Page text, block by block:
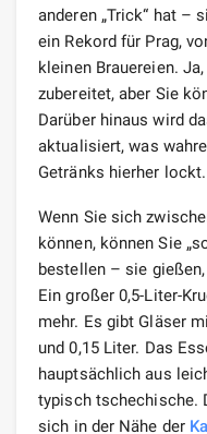
anderen „Trick“ hat –
ein Rekord für Prag,
kleinen Brauereien.
zubereitet, aber Sie
Darüber hinaus wird
aktualisiert, was
Getränks hierher lockt.
Wenn Sie sich
können, können Sie
bestellen – sie
Ein großer 0,5-Liter-
mehr. Es gibt Gläser
und 0,15 Liter. Das
hauptsächlich aus
typisch tschechische.
sich in der Nähe der